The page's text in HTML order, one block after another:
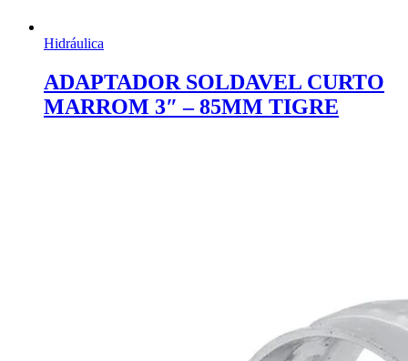
Hidráulica
ADAPTADOR SOLDAVEL CURTO
MARROM 3″ – 85MM TIGRE